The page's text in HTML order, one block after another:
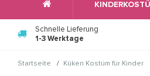
Schnelle Lieferung
1-3 Werktage
Startseite / Küken Kostüm für Kinder